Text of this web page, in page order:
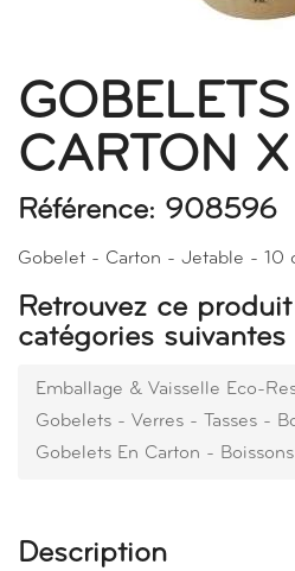
CARTON
Référence: 908596
Gobelet - Carton - Jetable - 10
Retrouvez ce
catégories suivantes
Emballage & Vaisselle Eco-
Gobelets - Verres - Tasses -
Gobelets En Carton -
Description